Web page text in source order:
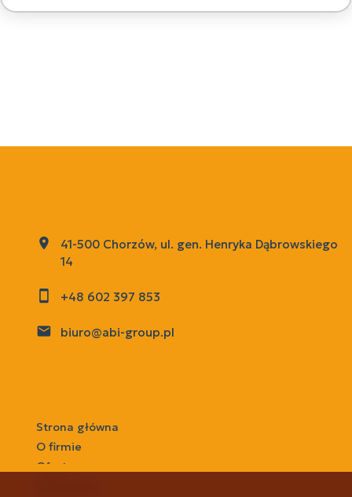
41-500 Chorzów, ul. gen. Henryka Dąbrowskiego
14
+48 602 397 853
biuro@abi-group.pl
Strona główna
O firmie
Oferty